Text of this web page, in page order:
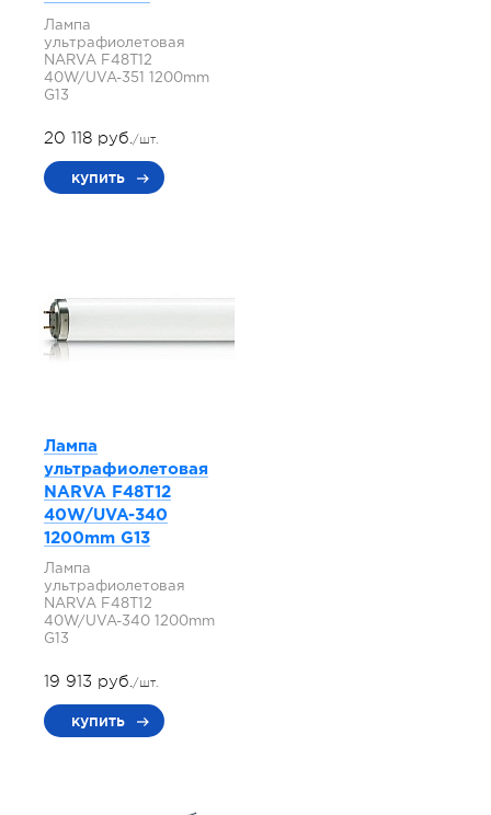
Лампа
ультрафиолетовая
NARVA F48T12
40W/UVA-351 1200mm
G13
20 118 руб./шт.
купить
Лампа
ультрафиолетовая
NARVA F48T12
40W/UVA-340
1200mm G13
Лампа
ультрафиолетовая
NARVA F48T12
40W/UVA-340 1200mm
G13
19 913 руб./шт.
купить